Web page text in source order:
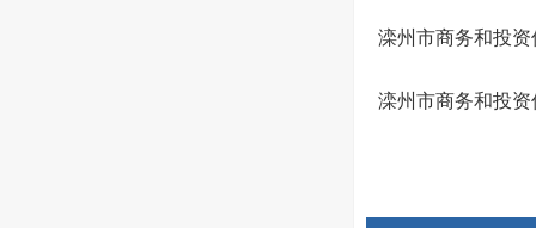
滦州市商务和投资
滦州市商务和投资